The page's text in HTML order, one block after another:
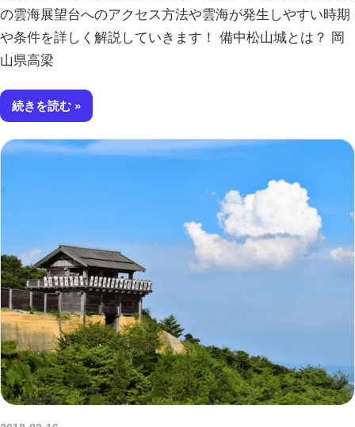
の雲海展望台へのアクセス方法や雲海が発生しやすい時期
や条件を詳しく解説していきます！ 備中松山城とは？ 岡
山県高梁
続きを読む